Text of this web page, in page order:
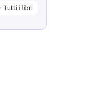
Tutti i libri